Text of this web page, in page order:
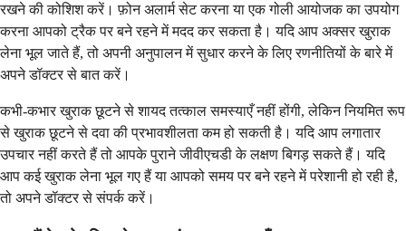
रखने की कोशिश करें। फ़ोन अलार्म सेट करना या एक गोली आयोजक का उपयोग
करना आपको ट्रैक पर बने रहने में मदद कर सकता है। यदि आप अक्सर खुराक
लेना भूल जाते हैं, तो अपनी अनुपालन में सुधार करने के लिए रणनीतियों के बारे में
अपने डॉक्टर से बात करें।
कभी-कभार खुराक छूटने से शायद तत्काल समस्याएँ नहीं होंगी, लेकिन नियमित रूप
से खुराक छूटने से दवा की प्रभावशीलता कम हो सकती है। यदि आप लगातार
उपचार नहीं करते हैं तो आपके पुराने जीवीएचडी के लक्षण बिगड़ सकते हैं। यदि
आप कई खुराक लेना भूल गए हैं या आपको समय पर बने रहने में परेशानी हो रही है,
तो अपने डॉक्टर से संपर्क करें।